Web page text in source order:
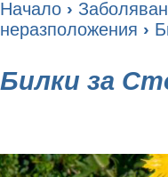
Начало ›
неразположения ›
Билки за